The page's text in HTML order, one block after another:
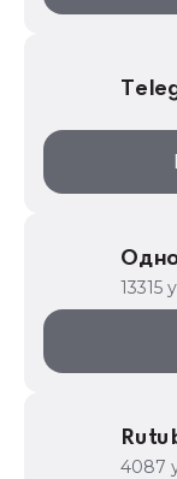
13315
4087